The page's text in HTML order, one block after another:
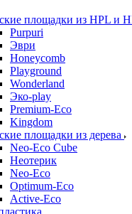
площадки из HPL и
Purpuri
Эври
Honeycomb
Playground
Wonderland
Эко-play
Premium-Eco
Kingdom
площадки из дерева
Neo-Eco Cube
Неотерик
Neo-Eco
Оptimum-Еco
Active-Eco